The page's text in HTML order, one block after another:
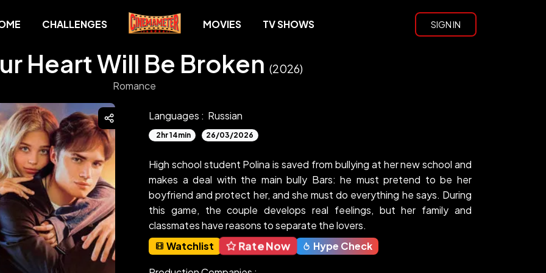
CHALLENGES MOVIES TV SHOWS SIGN IN
Heart Will Be Broken (2026)
Romance
Languages : Russian
2hr 14min 26/03/2026
High school student Polina is saved from bullying at her new school and
makes a deal with the main bully Bars: he must pretend to be her
boyfriend and protect her, and she must do everything he says. During
this game, the couple develops real feelings, but her family and
classmates have reasons to separate the lovers.
Watchlist
Rate Now Hype Check